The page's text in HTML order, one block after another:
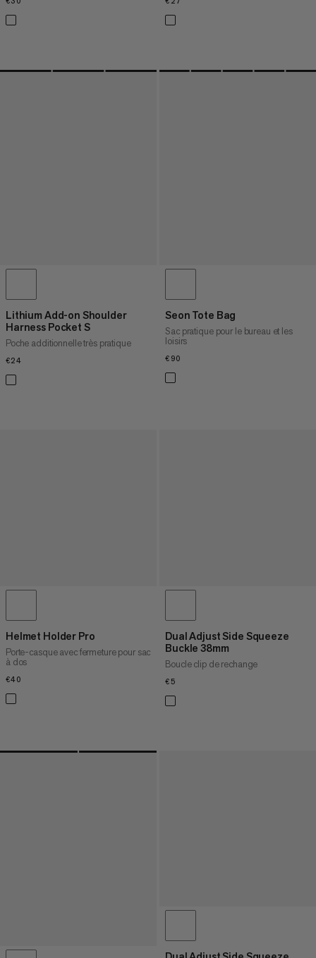
Lithium Add-on Shoulder
Harness Pocket S
Poche additionnelle très pratique
€24
Seon Tote Bag
Sac pratique pour le bureau et les
loisirs
€90
Helmet Holder Pro
Porte-casque avec fermeture pour sac
à dos
€40
Dual Adjust Side Squeeze
Buckle 38mm
Boucle clip de rechange
€5